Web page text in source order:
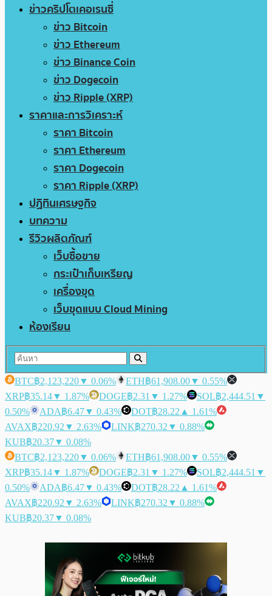
ข่าวคริปโตเคอเรนซี่
ข่าว Bitcoin
ข่าว Ethereum
ข่าว Binance Coin
ข่าว Dogecoin
ข่าว Ripple (XRP)
ราคาและการวิเคราะห์
ราคา Bitcoin
ราคา Ethereum
ราคา Dogecoin
ราคา Ripple (XRP)
ปฏิทินเศรษฐกิจ
บทความ
รีวิวผลิตภัณฑ์
เว็บซื้อขาย
กระเป๋าเก็บเหรียญ
เครื่องขุด
เว็บขุดแบบ Cloud Mining
ห้องเรียน
BTC฿2,123,220▼ 0.06% ETH฿61,908.00▼ 0.55%
XRP฿35.14▼ 1.87% DOGE฿2.31 ▼ 1.27% SOL฿2,444.51 ▼
0.50%
ADA฿6.47▼ 0.43% DOT฿28.22 ▲ 1.61%
AVAX฿220.92 ▼ 2.63% LINK฿270.32 ▼ 0.88%
KUB฿20.37▼ 0.08%
BTC฿2,123,220▼ 0.06% ETH฿61,908.00▼ 0.55%
XRP฿35.14▼ 1.87% DOGE฿2.31 ▼ 1.27% SOL฿2,444.51 ▼
0.50%
ADA฿6.47▼ 0.43% DOT฿28.22 ▲ 1.61%
AVAX฿220.92 ▼ 2.63% LINK฿270.32 ▼ 0.88%
KUB฿20.37▼ 0.08%